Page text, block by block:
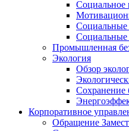
Социальное
Социальные
Промышленная
Экология
Обзор
Сохранение
Корпоративное
Обращение